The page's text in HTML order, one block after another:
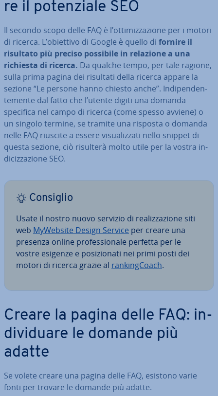
re il po­ten­zia­le SEO
Il secondo scopo delle FAQ è l’ot­ti­miz­za­zio­ne per i motori
di ricerca. L’obiettivo di Google è quello di fornire il
risultato più preciso possibile in relazione a una
richiesta di ricerca. Da qualche tempo, per tale ragione,
sulla prima pagina dei risultati della ricerca appare la
sezione “Le persone hanno chiesto anche”. In­di­pen­den­
te­men­te dal fatto che l’utente digiti una domanda
specifica nel campo di ricerca (come spesso avviene) o
un singolo termine, se tramite una risposta o domanda
nelle FAQ riuscite a essere vi­sua­liz­za­ti nello snippet di
questa sezione, ciò risulterà molto utile per la vostra in­
di­ciz­za­zio­ne SEO.
Consiglio
Usate il nostro nuovo servizio di rea­liz­za­zio­ne siti
web MyWebsite Design Service per creare una
presenza online pro­fes­sio­na­le perfetta per le
vostre esigenze e po­si­zio­na­ti nei primi posti dei
motori di ricerca grazie al ran­kin­g­Coach.
Creare la pagina delle FAQ: in­
di­vi­dua­re le domande più
adatte
Se volete creare una pagina delle FAQ, esistono varie
fonti per trovare le domande più adatte.